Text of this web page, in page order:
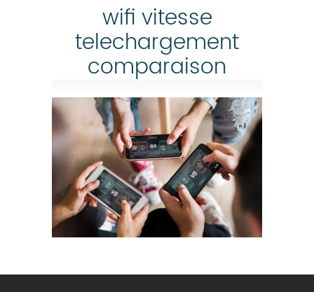
wifi vitesse
telechargement
comparaison